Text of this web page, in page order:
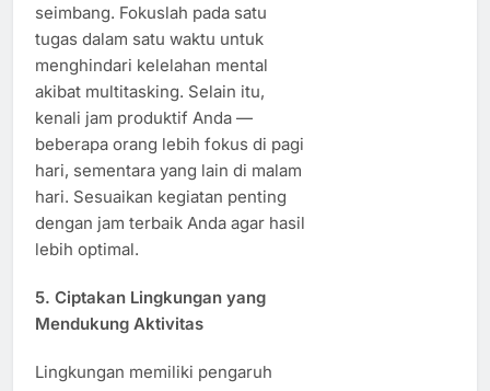
seimbang. Fokuslah pada satu
tugas dalam satu waktu untuk
menghindari kelelahan mental
akibat multitasking. Selain itu,
kenali jam produktif Anda —
beberapa orang lebih fokus di pagi
hari, sementara yang lain di malam
hari. Sesuaikan kegiatan penting
dengan jam terbaik Anda agar hasil
lebih optimal.
5. Ciptakan Lingkungan yang
Mendukung Aktivitas
Lingkungan memiliki pengaruh